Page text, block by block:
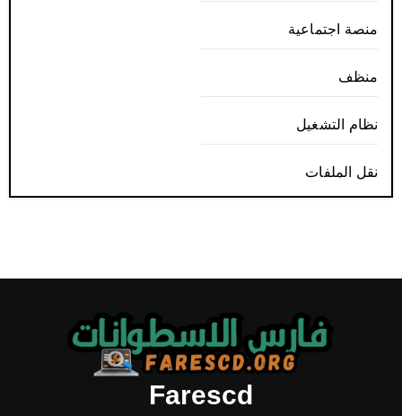
منصة اجتماعية
منظف
نظام التشغيل
نقل الملفات
Farescd